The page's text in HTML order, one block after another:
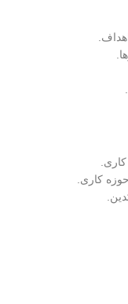
کاری.